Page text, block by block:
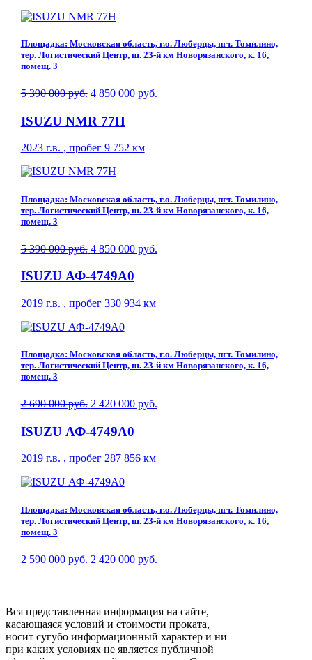
Площадка: Московская область, г.о. Люберцы, пгт. Томилино,
тер. Логистический Центр, ш. 23-й км Новорязанского, к. 16,
помещ. 3
5 390 000 руб. 4 850 000 руб.
ISUZU NMR 77H
2023 г.в. , пробег 9 752 км
Площадка: Московская область, г.о. Люберцы, пгт. Томилино,
тер. Логистический Центр, ш. 23-й км Новорязанского, к. 16,
помещ. 3
5 390 000 руб. 4 850 000 руб.
ISUZU АФ-4749A0
2019 г.в. , пробег 330 934 км
Площадка: Московская область, г.о. Люберцы, пгт. Томилино,
тер. Логистический Центр, ш. 23-й км Новорязанского, к. 16,
помещ. 3
2 690 000 руб. 2 420 000 руб.
ISUZU АФ-4749A0
2019 г.в. , пробег 287 856 км
Площадка: Московская область, г.о. Люберцы, пгт. Томилино,
тер. Логистический Центр, ш. 23-й км Новорязанского, к. 16,
помещ. 3
2 590 000 руб. 2 420 000 руб.
Вся представленная информация на сайте,
касающаяся условий и стоимости проката,
носит сугубо информационный характер и ни
при каких условиях не является публичной